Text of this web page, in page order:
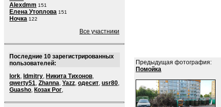
Alexdmm 151
Елена Утоплова 151
Ночка 122
Все участники
Последние 10 зарегистрированных
пользователей:
lork, ldmitry, Никита Тихонов,
qwerty51, Zhanna, Yazz, одесит, usr80,
Guasho, Козак Рог,
Предыдущая фотография:
Помойка